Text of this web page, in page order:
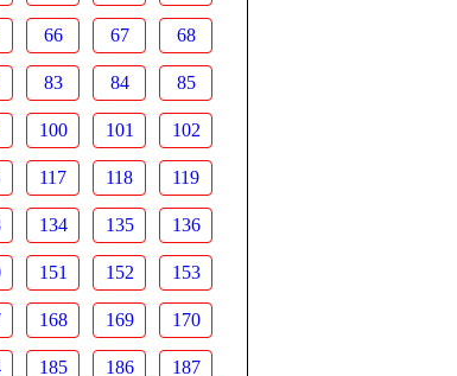
66 67 68
83 84 85
100 101 102
117 118 119
134 135 136
151 152 153
168 169 170
185 186 187